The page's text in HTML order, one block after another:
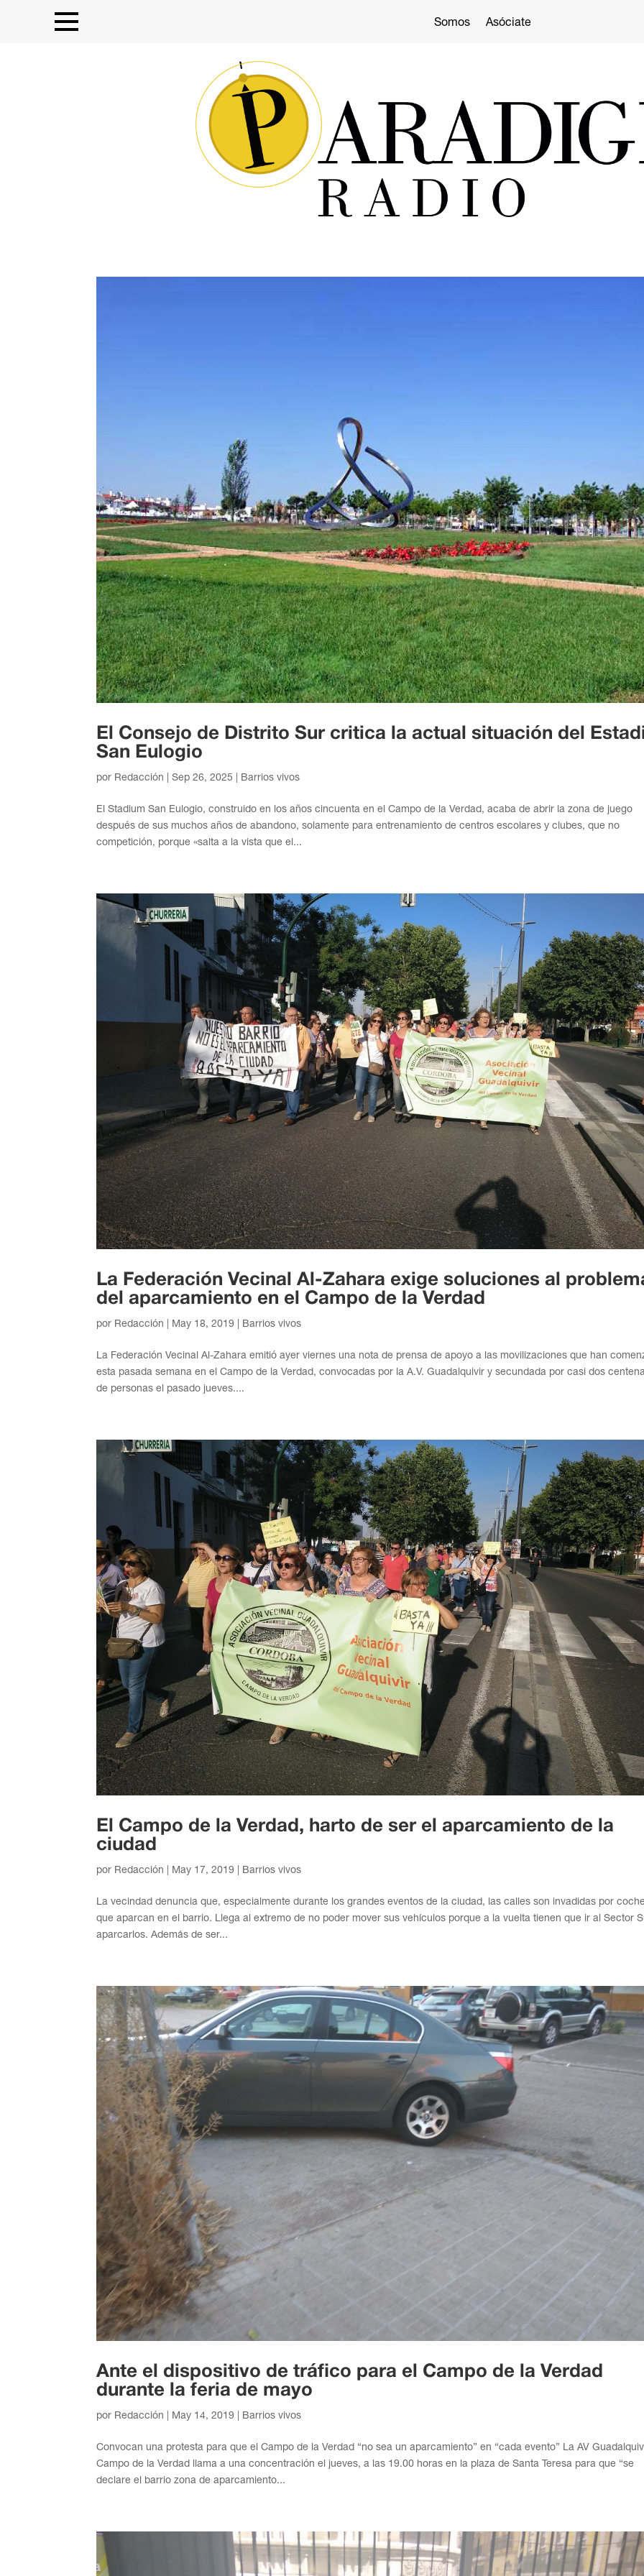
Somos Asóciate
El Consejo de Distrito Sur critica la actual situación del
San Eulogio
por Redacción |Sep 26, 2025 Barrios vivos
El Stadium San Eulogio, construido en los años cincuenta en el Campo de la Verdad, acaba de abrir la zona de juego
después de sus muchos años de abandono, solamente para entrenamiento de centros escolares y clubes, que no
competición, porque «salta a la vista que el...
La Federación Vecinal Al-Zahara exige soluciones al
del aparcamiento en el Campo de la Verdad
por Redacción May 18, 2019 Barrios vivos
La Federación Vecinal Al-Zahara emitió ayer viernes una nota de prensa de apoyo a las movilizaciones que han
esta pasada semana en el Campo de la Verdad, convocadas por la A.V. Guadalquivir y secundada por casi dos
de personas el pasado jueves....
El Campo de la Verdad, harto de ser el aparcamiento de la
ciudad
por Redacción | May 17, 2019 | Barrios vivos
La vecindad denuncia que, especialmente durante los grandes eventos de la ciudad, las calles son invadidas por
que aparcan en el barrio. Llega al extremo de no poder mover sus vehículos porque a la vuelta tienen que ir al Sector
aparcarlos. Además de ser...
Ante el dispositivo de tráfico para el Campo de la Verdad
durante la feria de mayo
por Redacción May 14, 2019 Barrios vivos
Convocan una protesta para que el Campo de la Verdad “no sea un aparcamiento” en “cada evento” La AV
Campo de la Verdad llama a una concentración el jueves, a las 19.00 horas en la plaza de Santa Teresa para que “se
declare el barrio zona de aparcamiento...